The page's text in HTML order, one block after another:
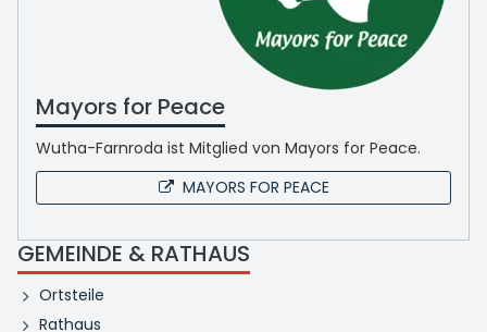
Mayors for Peace
Wutha-Farnroda ist Mitglied von Mayors for Peace.
MAYORS FOR PEACE
GEMEINDE & RATHAUS
Ortsteile
Rathaus